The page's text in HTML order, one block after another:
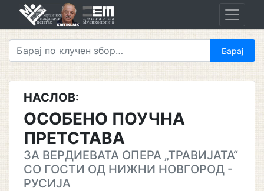
НАСЛОВ:
ОСОБЕНО ПОУЧНА
ПРЕТСТАВА
ЗА ВЕРДИЕВАТА ОПЕРА „ТРАВИЈАТА“
СО ГОСТИ ОД НИЖНИ НОВГОРОД -
РУСИЈА